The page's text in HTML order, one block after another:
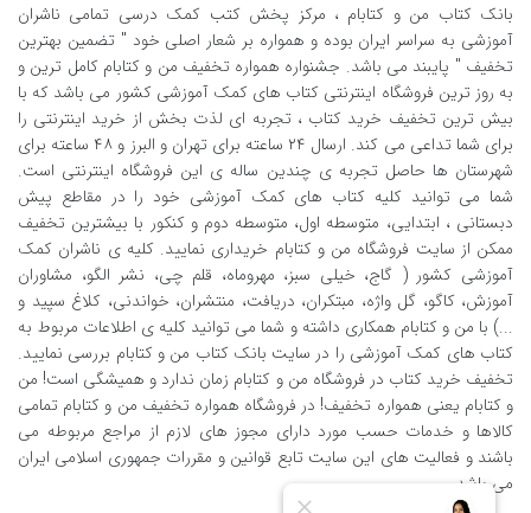
بانک کتاب من و کتابام ، مرکز پخش کتب کمک درسی تمامی ناشران
آموزشی به سراسر ایران بوده و همواره بر شعار اصلی خود " تضمین بهترین
تخفیف " پایبند می باشد. جشنواره همواره تخفیف من و کتابام کامل ترین و
به روز ترین فروشگاه اینترنتی کتاب های کمک آموزشی کشور می باشد که با
بیش ترین تخفیف خرید کتاب ، تجربه ای لذت بخش از خرید اینترنتی را
برای شما تداعی می کند. ارسال ٢٤ ساعته برای تهران و البرز و ٤٨ ساعته برای
شهرستان ها حاصل تجربه ی چندین ساله ی این فروشگاه اینترنتی است.
شما می توانید کلیه کتاب های کمک آموزشی خود را در مقاطع پیش
دبستانی ، ابتدایی، متوسطه اول، متوسطه دوم و کنکور با بیشترین تخفیف
ممکن از سایت فروشگاه من و کتابام خریداری نمایید. کلیه ی ناشران کمک
آموزشی کشور ( گاج، خیلی سبز، مهروماه، قلم چی، نشر الگو، مشاوران
آموزش، کاگو، گل واژه، مبتکران، دریافت، منتشران، خواندنی، کلاغ سپید و
...) با من و کتابام همکاری داشته و شما می توانید کلیه ی اطلاعات مربوط به
کتاب های کمک آموزشی را در سایت بانک کتاب من و کتابام بررسی نمایید.
تخفیف خرید کتاب در فروشگاه من و کتابام زمان ندارد و همیشگی است! من
و کتابام یعنی همواره تخفیف! در فروشگاه همواره تخفیف من و کتابام تمامی
کالاها و خدمات حسب مورد دارای مجوز های لازم از مراجع مربوطه می
باشند و فعالیت های این سایت تابع قوانین و مقررات جمهوری اسلامی ایران
می باشد.